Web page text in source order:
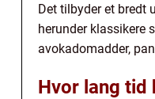
Det tilbyder et bredt
herunder klassikere
avokadomadder,
Hvor lang tid